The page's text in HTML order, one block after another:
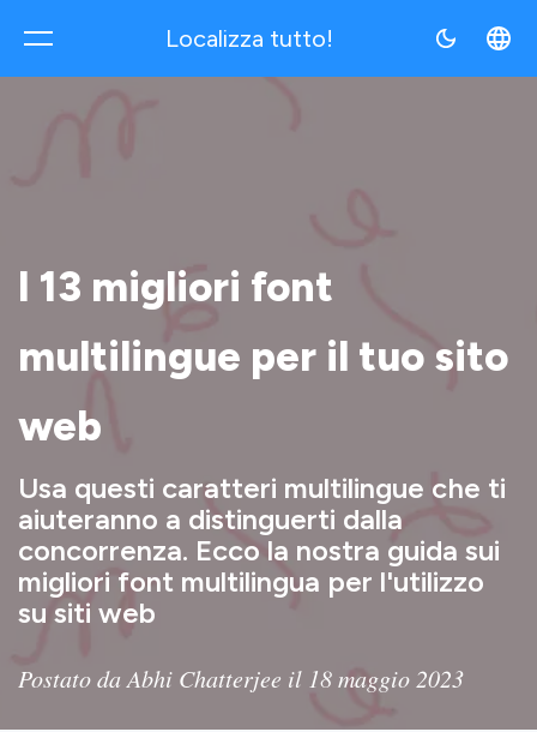
Localizza tutto!
I 13 migliori font
multilingue per il tuo sito
web
Usa questi caratteri multilingue che ti
aiuteranno a distinguerti dalla
concorrenza. Ecco la nostra guida sui
migliori font multilingua per l'utilizzo
su siti web
Postato da Abhi Chatterjee il 18 maggio 2023